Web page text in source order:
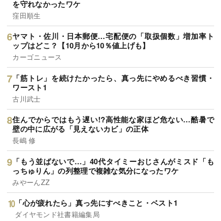
を守れなかったワケ
窪田順生
ヤマト・佐川・日本郵便…宅配便の「取扱個数」増加率ト
ップはどこ？【10月から10％値上げも】
カーゴニュース
「筋トレ」を続けたかったら、真っ先にやめるべき習慣・
ワースト1
古川武士
住んでからではもう遅い!?高性能な家ほど危ない…酷暑で
壁の中に広がる「見えないカビ」の正体
長嶋 修
「もう並ばないで…」40代タイミーおじさんがミスド「も
っちゅりん」の列整理で複雑な気分になったワケ
みやーんZZ
「心が疲れたら」真っ先にすべきこと・ベスト1
ダイヤモンド社書籍編集局